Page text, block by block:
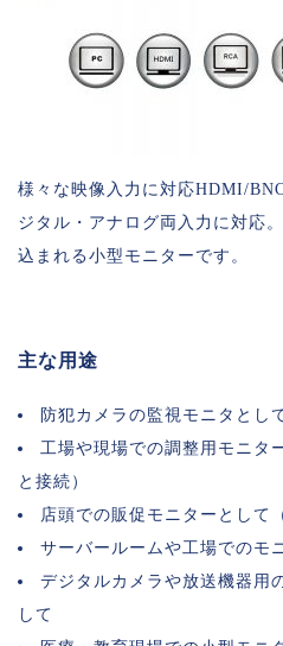
様々な映像入力に対応HDMI/
ジタル・アナログ両入力に対応
込まれる小型モニターです。
主な用途
防犯カメラの監視モニタとし
工場や現場での調整用モニタ
と接続）
店頭での販促モニターとして
サーバールームや工場でのモ
デジタルカメラや放送機器用
して